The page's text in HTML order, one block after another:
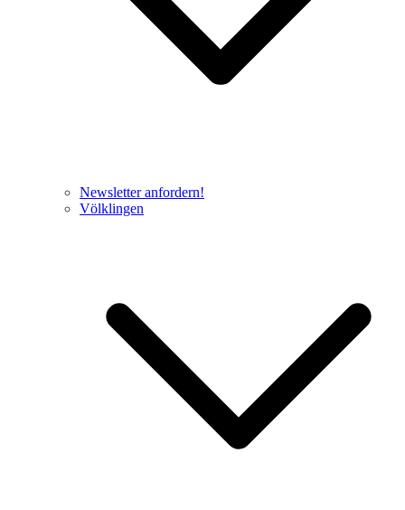
Newsletter anfordern!
Völklingen